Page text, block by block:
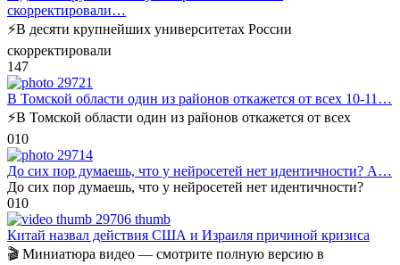
скорректировали…
⚡️В десяти крупнейших университетах России
скорректировали
147
В Томской области один из районов откажется от всех 10-11…
⚡️В Томской области один из районов откажется от всех
010
До сих пор думаешь, что у нейросетей нет идентичности? А…
До сих пор думаешь, что у нейросетей нет идентичности?
010
Китай назвал действия США и Израиля причиной кризиса
🎬 Миниатюра видео — смотрите полную версию в